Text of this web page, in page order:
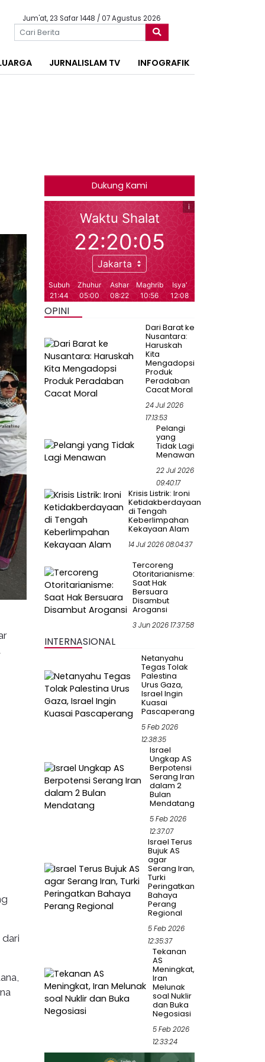
Jum'at, 23 Safar 1448 / 07 Agustus 2026
JURNALISLAM TV INFOGRAFIK
Dukung Kami
OPINI
Dari Barat ke
Nusantara:
Haruskah
Kita
Mengadopsi
Produk
Peradaban
Cacat Moral
24 Jul 2026
17:13:53
Pelangi
yang
Tidak Lagi
Menawan
22 Jul 2026
09:40:17
Krisis Listrik: Ironi
Ketidakberdayaan
di Tengah
Keberlimpahan
Kekayaan Alam
14 Jul 2026 08:04:37
Tercoreng
Otoritarianisme:
Saat Hak
Bersuara
Disambut
Arogansi
3 Jun 2026 17:37:58
INTERNASIONAL
Netanyahu
Tegas Tolak
Palestina
Urus Gaza,
Israel Ingin
Kuasai
Pascaperang
5 Feb 2026
12:38:35
Israel
Ungkap AS
Berpotensi
Serang Iran
dalam 2
Bulan
Mendatang
5 Feb 2026
12:37:07
Israel Terus
Bujuk AS
agar
Serang Iran,
Turki
Peringatkan
Bahaya
Perang
Regional
5 Feb 2026
12:35:37
Tekanan
AS
Meningkat,
Iran
Melunak
soal Nuklir
dan Buka
Negosiasi
5 Feb 2026
12:33:24